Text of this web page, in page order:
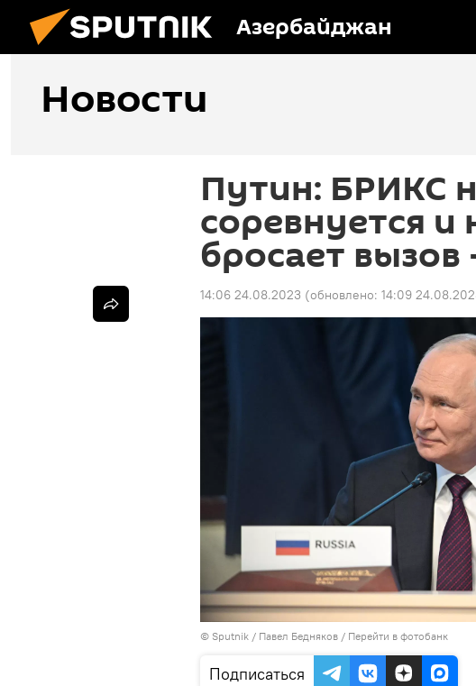
Азербайджан
Новости
Путин: БРИКС
соревнуется
бросает
14:06 24.08.2023 (обновлено: 14:09
© Sputnik / Павел Бедняков / Перейти в фотобанк
Подписаться